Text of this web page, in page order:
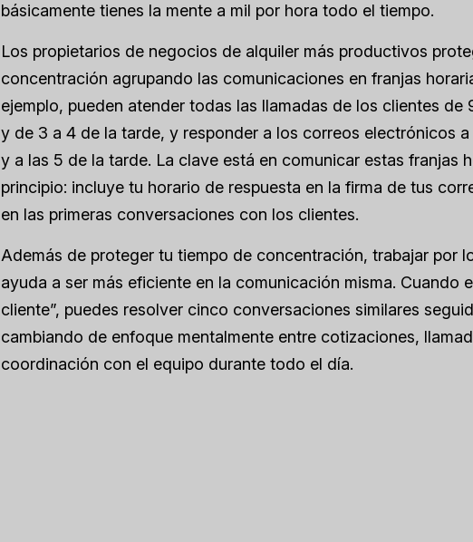
básicamente tienes la mente a mil por hora todo el tiempo.
Los propietarios de negocios de alquiler más productivos
concentración agrupando las comunicaciones en franjas
ejemplo, pueden atender todas las llamadas de los clientes de
y de 3 a 4 de la tarde, y responder a los correos electrónicos a
y a las 5 de la tarde. La clave está en comunicar estas franjas
principio: incluye tu horario de respuesta en la firma de tus
en las primeras conversaciones con los clientes.
Además de proteger tu tiempo de concentración, trabajar por
ayuda a ser más eficiente en la comunicación misma. Cuando
cliente”, puedes resolver cinco conversaciones similares
cambiando de enfoque mentalmente entre cotizaciones,
coordinación con el equipo durante todo el día.